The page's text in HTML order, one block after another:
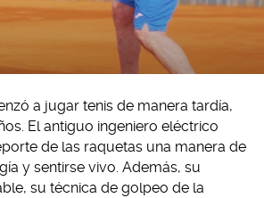
a jugar tenis de manera tardía,
El antiguo ingeniero eléctrico
de las raquetas una manera de
y sentirse vivo. Además, su
su técnica de golpeo de la